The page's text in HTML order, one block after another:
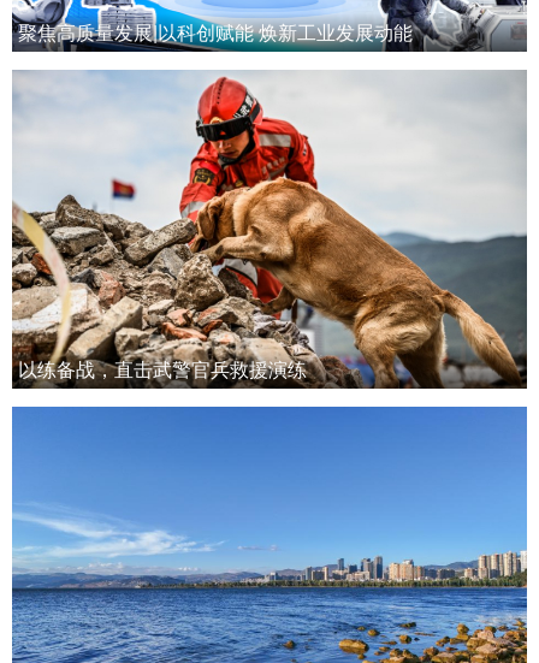
聚焦高质量发展|以科创赋能 焕新工业发展动能
以练备战，直击武警官兵救援演练